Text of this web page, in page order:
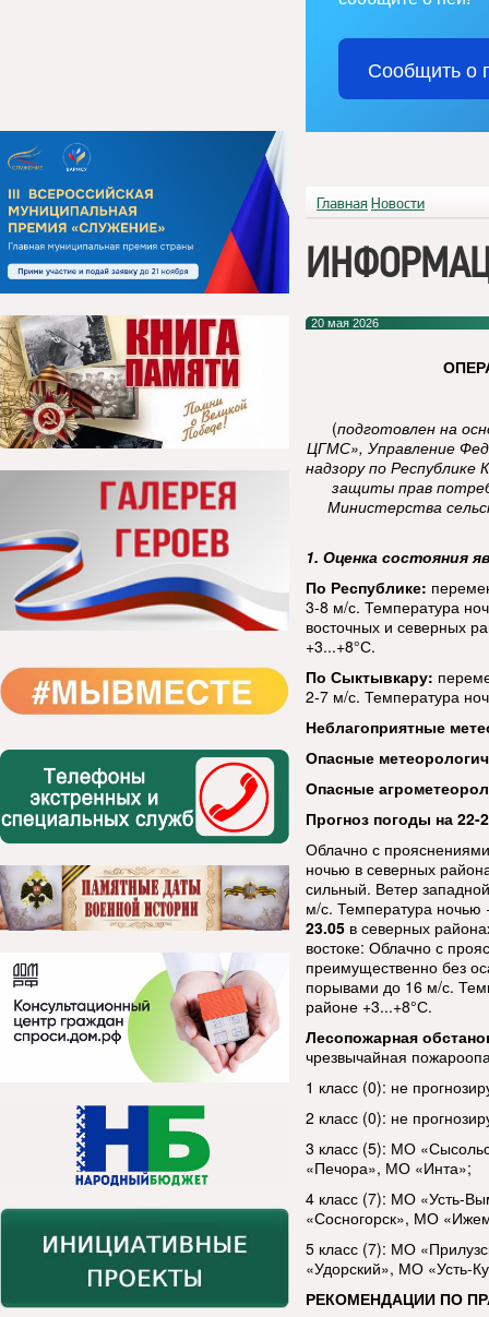
Сообщить о
Главная Новости
20 мая 2026
(подготовлен на
ЦГМС», Управление
надзору по Республике
защиты прав
Министерства
1. Оценка состояния
По Республике:
3-8 м/с. Температура
восточных и северных
+3...+8°С.
По Сыктывкару:
2-7 м/с. Температура
Неблагоприятные
Опасные
Опасные
Прогноз погоды на 22-
Облачно с
ночью в северных
сильный. Ветер
м/с. Температура ночью
23.05 в северных
востоке: Облачно с
преимущественно без
порывами до 16 м/с.
районе +3...+8°С.
Лесопожарная
чрезвычайная
1 класс (0): не
2 класс (0): не
3 класс (5): МО
«Печора», МО «Инта»;
4 класс (7): МО «Усть-
«Сосногорск», МО
5 класс (7): МО
«Удорский», МО «Усть-
РЕКОМЕНДАЦИИ ПО